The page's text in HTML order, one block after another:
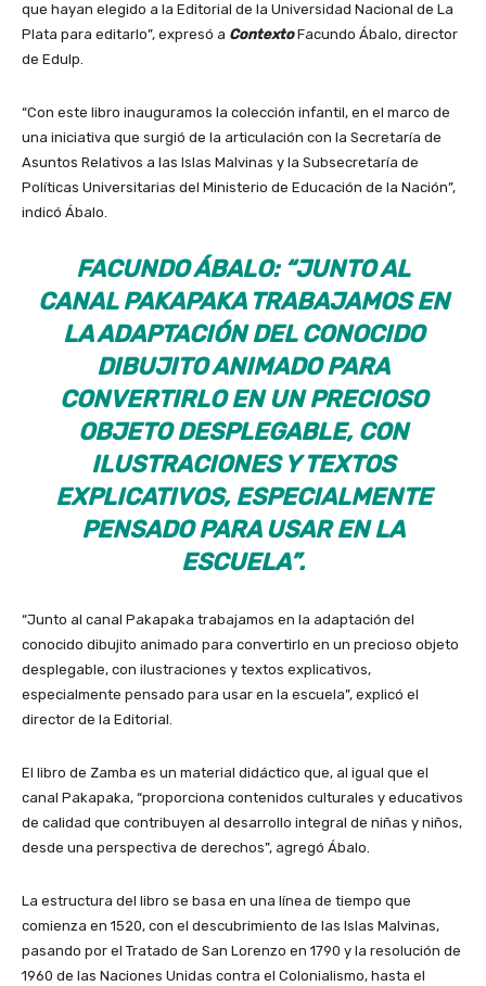
que hayan elegido a la Editorial de la Universidad Nacional de La
Plata para editarlo”, expresó a ContextoFacundo Ábalo, director
de Edulp.
“Con este libro inauguramos la colección infantil, en el marco de
una iniciativa que surgió de la articulación con la Secretaría de
Asuntos Relativos a las Islas Malvinas y la Subsecretaría de
Políticas Universitarias del Ministerio de Educación de la Nación”,
indicó Ábalo.
FACUNDO ÁBALO: “JUNTO AL
CANAL PAKAPAKA TRABAJAMOS EN
LA ADAPTACIÓN DEL CONOCIDO
DIBUJITO ANIMADO PARA
CONVERTIRLO EN UN PRECIOSO
OBJETO DESPLEGABLE, CON
ILUSTRACIONES Y TEXTOS
EXPLICATIVOS, ESPECIALMENTE
PENSADO PARA USAR EN LA
ESCUELA”.
“Junto al canal Pakapaka trabajamos en la adaptación del
conocido dibujito animado para convertirlo en un precioso objeto
desplegable, con ilustraciones y textos explicativos,
especialmente pensado para usar en la escuela”, explicó el
director de la Editorial.
El libro de Zamba es un material didáctico que, al igual que el
canal Pakapaka, “proporciona contenidos culturales y educativos
de calidad que contribuyen al desarrollo integral de niñas y niños,
desde una perspectiva de derechos”, agregó Ábalo.
La estructura del libro se basa en una línea de tiempo que
comienza en 1520, con el descubrimiento de las Islas Malvinas,
pasando por el Tratado de San Lorenzo en 1790 y la resolución de
1960 de las Naciones Unidas contra el Colonialismo, hasta el